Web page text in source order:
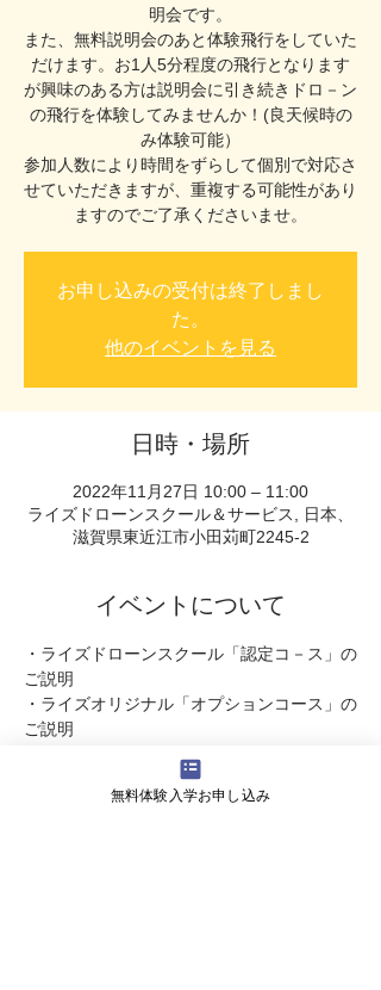
明会です。
また、無料説明会のあと体験飛行をしていた
だけます。お1人5分程度の飛行となります
が興味のある方は説明会に引き続きドロ－ン
の飛行を体験してみませんか！(良天候時の
み体験可能）
参加人数により時間をずらして個別で対応さ
せていただきますが、重複する可能性があり
ますのでご了承くださいませ。
お申し込みの受付は終了しまし
た。
他のイベントを見る
日時・場所
2022年11月27日 10:00 – 11:00
ライズドローンスクール＆サービス, 日本、
滋賀県東近江市小田苅町2245-2
イベントについて
・ライズドローンスクール「認定コ－ス」の
ご説明
・ライズオリジナル「オプションコース」の
ご説明
・受講料   についてなど・・・
ドロ－ンに関するご質問やご不明な点が明瞭
無料体験入学お申し込み